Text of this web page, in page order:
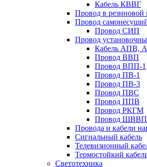
Кабель КВВГ
Провод в резиновой
Провод
Провод СИП
Провод
Кабель АПВ,
Провод ВВП
Провод ВПП-1
Провод ПВ-1
Провод ПВ-3
Провод ПВС
Провод ППВ
Провод РКГМ
Провод ШВВП
Провода и кабели
Сигнальный кабель
Телевизионный
Термостойкий
Светотехника